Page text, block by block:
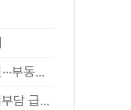
국가자산기본법 제정 추진···부동산·주식 등 통합 관리
40억 이상 초고가 주택 세부담 급증···실수요자 보호 강화